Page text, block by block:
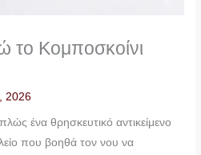
το Κομποσκοίνι
2026
ένα θρησκευτικό αντικείμενο
που βοηθά τον νου να